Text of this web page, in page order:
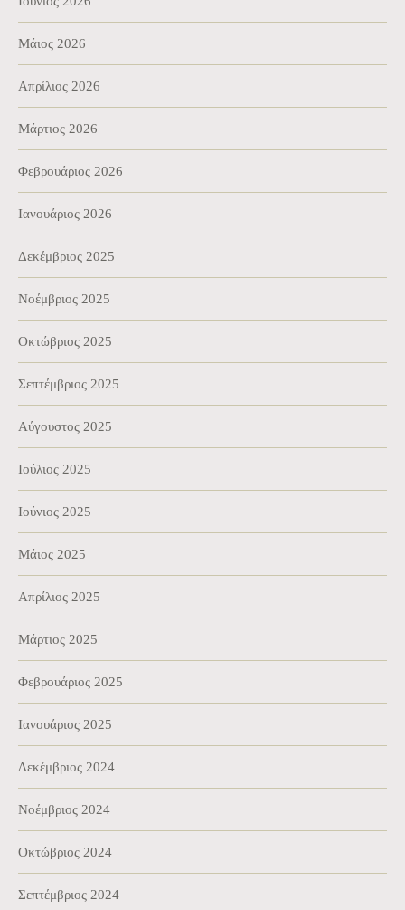
Μάιος 2026
Απρίλιος 2026
Μάρτιος 2026
Φεβρουάριος 2026
Ιανουάριος 2026
Δεκέμβριος 2025
Νοέμβριος 2025
Οκτώβριος 2025
Σεπτέμβριος 2025
Αύγουστος 2025
Ιούλιος 2025
Ιούνιος 2025
Μάιος 2025
Απρίλιος 2025
Μάρτιος 2025
Φεβρουάριος 2025
Ιανουάριος 2025
Δεκέμβριος 2024
Νοέμβριος 2024
Οκτώβριος 2024
Σεπτέμβριος 2024